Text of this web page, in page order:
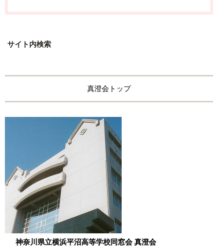
サイト内検索
真澄会トップ
神奈川県立横浜平沼高等学校同窓会 真澄会